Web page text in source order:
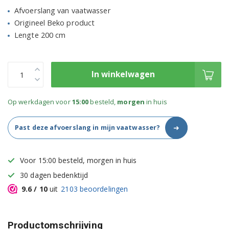
Afvoerslang van vaatwasser
Origineel Beko product
Lengte 200 cm
In winkelwagen
Op werkdagen voor15:00besteld, morgen in huis
Past deze afvoerslang in mijn vaatwasser? ➜
Voor 15:00 besteld, morgen in huis
30 dagen bedenktijd
9.6 / 10uit 2103 beoordelingen
Productomschrijving